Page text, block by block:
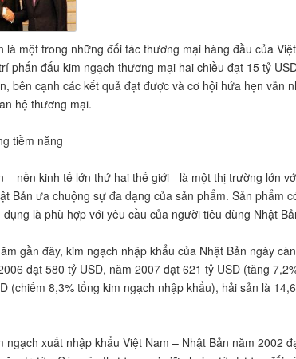
là một trong những đối tác thương mại hàng đầu của
phấn đấu kim ngạch thương mại hai chiều đạt 15 tỷ
bên cạnh các kết quả đạt được và cơ hội hứa hẹn vẫn
hệ thương mại.
tiềm năng
– nền kinh tế lớn thứ hai thế giới - là một thị trường lớn
Bản ưa chuộng sự đa dạng của sản phẩm. Sản phẩm
dụng là phù hợp với yêu cầu của người tiêu dùng Nhật
gần đây, kim ngạch nhập khẩu của Nhật Bản ngày
đạt 580 tỷ USD, năm 2007 đạt 621 tỷ USD (tăng
(chiếm 8,3% tổng kim ngạch nhập khẩu), hải sản là
ngạch xuất nhập khẩu Việt Nam – Nhật Bản năm 2002